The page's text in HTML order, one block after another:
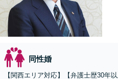
同性婚
【関西エリア対応】【弁護士歴30年